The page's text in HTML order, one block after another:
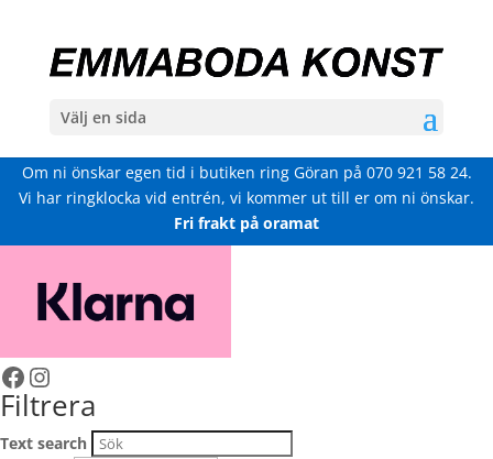
Välj en sida
Om ni önskar egen tid i butiken ring Göran på 070 921 58 24.
Vi har ringklocka vid entrén, vi kommer ut till er om ni önskar.
Fri frakt på oramat
Facebook
Instagram
Filtrera
Text search